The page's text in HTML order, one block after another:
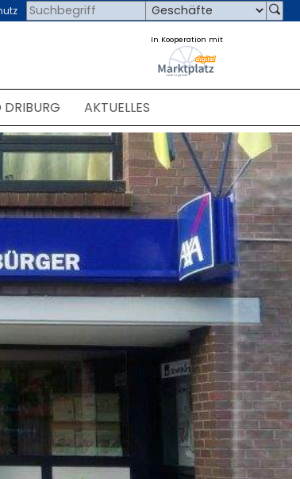
In Kooperation mit
DRIBURG AKTUELLES